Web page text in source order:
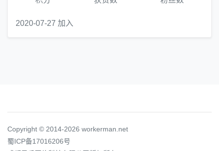
2020-07-27 加入
Copyright © 2014-2026 workerman.net
蜀ICP备17016206号